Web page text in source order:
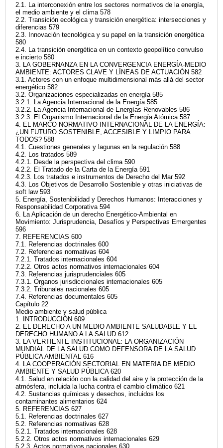
2.1. La interconexión entre los sectores normativos de la energía,
el medio ambiente y el clima 578
2.2. Transición ecológica y transición energética: intersecciones y
diferencias 579
2.3. Innovación tecnológica y su papel en la transición energética
580
2.4. La transición energética en un contexto geopolítico convulso
e incierto 580
3. LA GOBERNANZA EN LA CONVERGENCIA ENERGÍA-MEDIO
AMBIENTE: ACTORES CLAVE Y LÍNEAS DE ACTUACIÓN 582
3.1. Actores con un enfoque multidimensional más allá del sector
energético 582
3.2. Organizaciones especializadas en energía 585
3.2.1. La Agencia Internacional de la Energía 585
3.2.2. La Agencia Internacional de Energías Renovables 586
3.2.3. El Organismo Internacional de la Energía Atómica 587
4. EL MARCO NORMATIVO INTERNACIONAL DE LA ENERGÍA:
¿UN FUTURO SOSTENIBLE, ACCESIBLE Y LIMPIO PARA
TODOS? 588
4.1. Cuestiones generales y lagunas en la regulación 588
4.2. Los tratados 589
4.2.1. Desde la perspectiva del clima 590
4.2.2. El Tratado de la Carta de la Energía 591
4.2.3. Los tratados e instrumentos de Derecho del Mar 592
4.3. Los Objetivos de Desarrollo Sostenible y otras iniciativas de
soft law 593
5. Energía, Sostenibilidad y Derechos Humanos: Interacciones y
Responsabilidad Corporativa 594
6. La Aplicación de un derecho Energético-Ambiental en
Movimiento: Jurisprudencia, Desafíos y Perspectivas Emergentes
596
7. REFERENCIAS 600
7.1. Referencias doctrinales 600
7.2. Referencias normativas 604
7.2.1. Tratados internacionales 604
7.2.2. Otros actos normativos internacionales 604
7.3. Referencias jurisprudenciales 605
7.3.1. Órganos jurisdiccionales internacionales 605
7.3.2. Tribunales nacionales 605
7.4. Referencias documentales 605
Capítulo 22
Medio ambiente y salud pública
1. INTRODUCCIÓN 609
2. EL DERECHO A UN MEDIO AMBIENTE SALUDABLE Y EL
DERECHO HUMANO A LA SALUD 612
3. LA VERTIENTE INSTITUCIONAL: LA ORGANIZACIÓN
MUNDIAL DE LA SALUD COMO DEFENSORA DE LA SALUD
PÚBLICA AMBIENTAL 616
4. LA COOPERACIÓN SECTORIAL EN MATERIA DE MEDIO
AMBIENTE Y SALUD PÚBLICA 620
4.1. Salud en relación con la calidad del aire y la protección de la
atmósfera, incluida la lucha contra el cambio climático 621
4.2. Sustancias químicas y desechos, incluidos los
contaminantes alimentarios 624
5. REFERENCIAS 627
5.1. Referencias doctrinales 627
5.2. Referencias normativas 628
5.2.1. Tratados internacionales 628
5.2.2. Otros actos normativos internacionales 629
5.2.3. Actos normativos nacionales 630